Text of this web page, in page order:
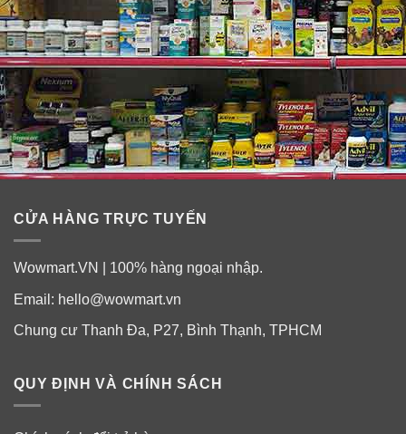
Thành phần
CỬA HÀNG TRỰC TUYẾN
Wowmart.VN | 100% hàng ngoại nhập.
Email: hello@wowmart.vn
Chung cư Thanh Đa, P27, Bình Thạnh, TPHCM
QUY ĐỊNH VÀ CHÍNH SÁCH